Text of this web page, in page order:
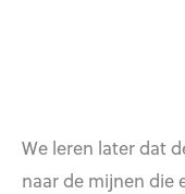
We leren later dat
naar de mijnen die